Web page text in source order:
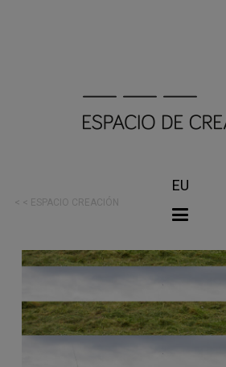
< < ESPACIO CREACIÓN
EU